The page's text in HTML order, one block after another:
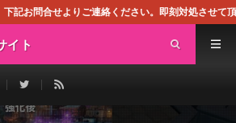
ください。即刻対処させて頂きます。なお、同
イト